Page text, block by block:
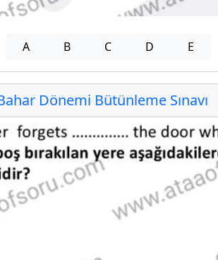
A B C D E
Dönemi Bütünleme Sınavı